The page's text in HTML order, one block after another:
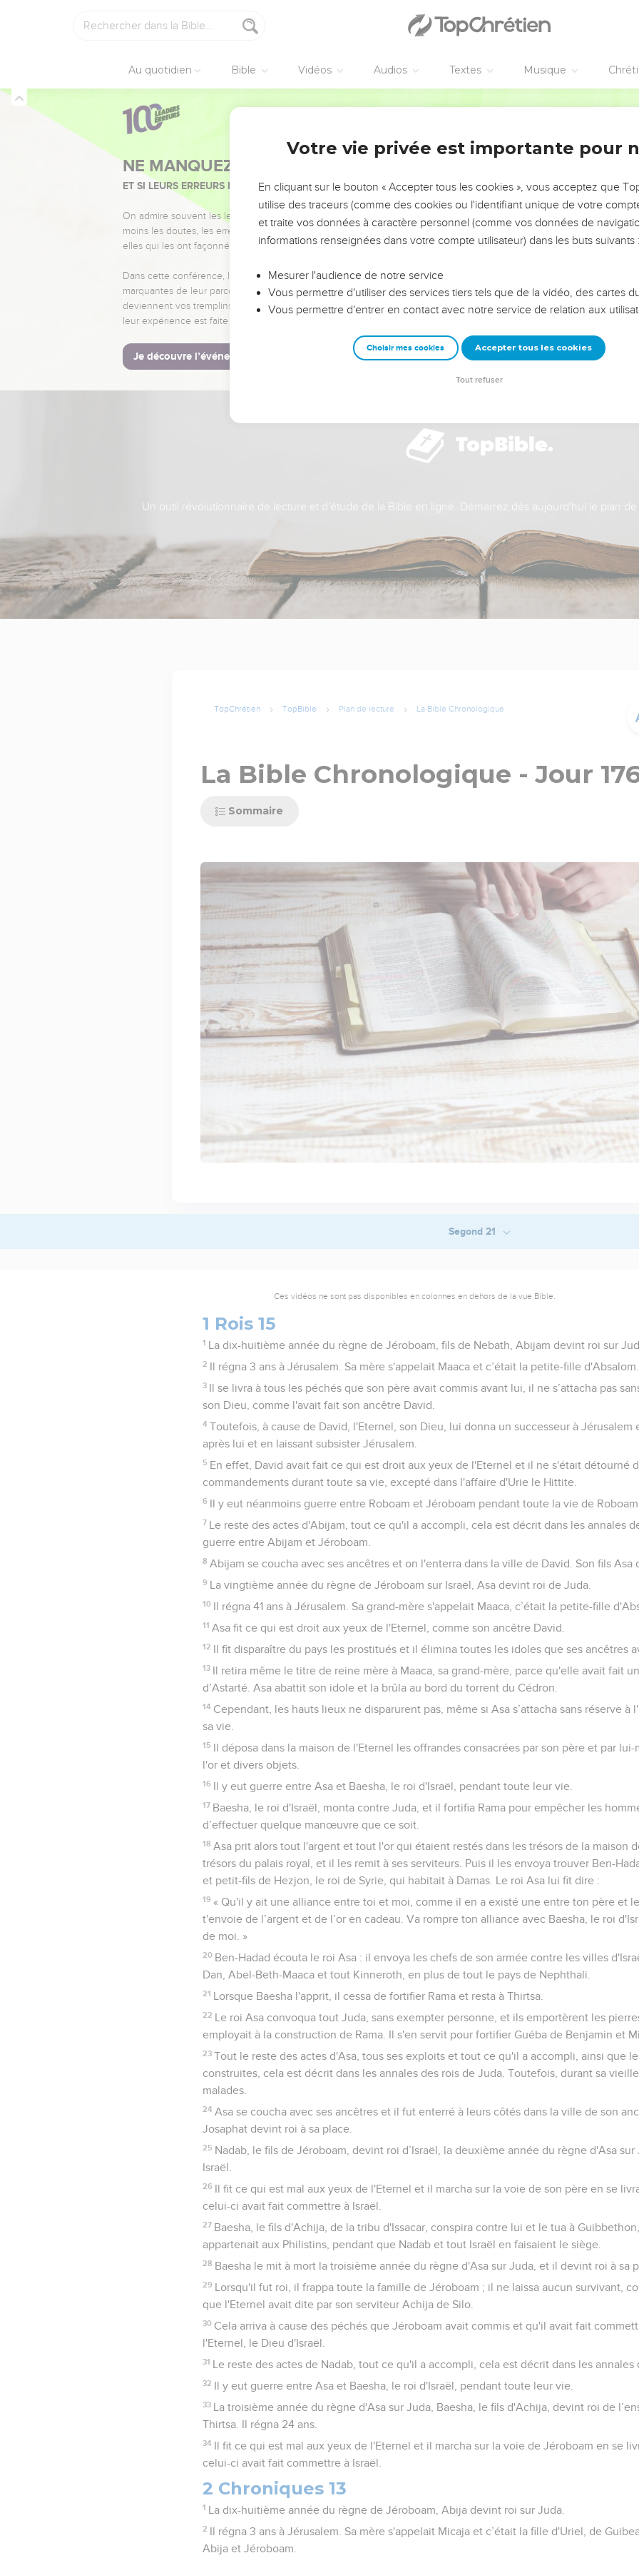
Au quotidien Bible Vidéos Audios Textes Musique
NE MANQUEZ PAS L’ÉVÉNEMENT DE L’ANNÉE !
ET SI LEURS ERREURS POUVAIENT VOUS ÉVITER LES VOTRES ?
On admire souvent les leaders pour leurs réussites, leur impact, leur foi ou leur vision. Mais on voit
moins les doutes, les erreurs et les saisons difficiles qu'ils ont traversés, alors même que ce sont
elles qui les ont façonnés.
Dans cette conférence, leaders, entrepreneurs, et responsables reviennent sur les erreurs
marquantes de leur parcours et les clés pour avancer avec plus de sagesse afin que leurs erreurs
deviennent vos tremplins. Que vous guidiez un ministère, une équipe, un groupe ou une famille,
leur expérience est faite pour vous.
Je découvre l’événement
Un outil révolutionnaire de lecture et d'étude de la Bible en ligne. Démarrez dès aujourd'hui le plan
TopChrétien TopBible Plan de lecture La Bible Chronologique
La Bible Chronologique - Jour
Sommaire
Segond 21
Ces vidéos ne sont pas disponibles en colonnes en dehors de la vue Bible.
1 Rois 15
1 La dix-huitième année du règne de Jéroboam, fils de Nebath, Abijam devint roi sur
2 Il régna 3 ans à Jérusalem. Sa mère s'appelait Maaca et c’était la petite-fille d'Absalom.
3
Il se livra à tous les péchés que son père avait commis avant lui, il ne s’attacha pas
son Dieu, comme l'avait fait son ancêtre David.
4 Toutefois, à cause de David, l'Eternel, son Dieu, lui donna un successeur à Jérusalem
après lui et en laissant subsister Jérusalem.
5 En effet, David avait fait ce qui est droit aux yeux de l'Eternel et il ne s'était détourné
commandements durant toute sa vie, excepté dans l'affaire d'Urie le Hittite.
6 Il y eut néanmoins guerre entre Roboam et Jéroboam pendant toute la vie de
7
Le reste des actes d'Abijam, tout ce qu'il a accompli, cela est décrit dans les annales
guerre entre Abijam et Jéroboam.
8 Abijam se coucha avec ses ancêtres et on l'enterra dans la ville de David. Son fils Asa
9 La vingtième année du règne de Jéroboam sur Israël, Asa devint roi de Juda.
10 Il régna 41 ans à Jérusalem. Sa grand-mère s'appelait Maaca, c’était la petite-fille
11 Asa fit ce qui est droit aux yeux de l'Eternel, comme son ancêtre David.
12 Il fit disparaître du pays les prostitués et il élimina toutes les idoles que ses ancêtres
13
Il retira même le titre de reine mère à Maaca, sa grand-mère, parce qu'elle avait fait
d’Astarté. Asa abattit son idole et la brûla au bord du torrent du Cédron.
14 Cependant, les hauts lieux ne disparurent pas, même si Asa s’attacha sans réserve à
sa vie.
15
Il déposa dans la maison de l'Eternel les offrandes consacrées par son père et par
l'or et divers objets.
16 Il y eut guerre entre Asa et Baesha, le roi d'Israël, pendant toute leur vie.
17 Baesha, le roi d'Israël, monta contre Juda, et il fortifia Rama pour empêcher les
d’effectuer quelque manœuvre que ce soit.
18 Asa prit alors tout l'argent et tout l'or qui étaient restés dans les trésors de la maison
trésors du palais royal, et il les remit à ses serviteurs. Puis il les envoya trouver Ben-
et petit-fils de Hezjon, le roi de Syrie, qui habitait à Damas. Le roi Asa lui fit dire :
19 « Qu'il y ait une alliance entre toi et moi, comme il en a existé une entre ton père et
t'envoie de l’argent et de l’or en cadeau. Va rompre ton alliance avec Baesha, le roi
de moi. »
20 Ben-Hadad écouta le roi Asa : il envoya les chefs de son armée contre les villes
Dan, Abel-Beth-Maaca et tout Kinneroth, en plus de tout le pays de Nephthali.
21 Lorsque Baesha l'apprit, il cessa de fortifier Rama et resta à Thirtsa.
22
Le roi Asa convoqua tout Juda, sans exempter personne, et ils emportèrent les
employait à la construction de Rama. Il s'en servit pour fortifier Guéba de Benjamin et
23 Tout le reste des actes d'Asa, tous ses exploits et tout ce qu'il a accompli, ainsi que
construites, cela est décrit dans les annales des rois de Juda. Toutefois, durant sa
malades.
24 Asa se coucha avec ses ancêtres et il fut enterré à leurs côtés dans la ville de son
Josaphat devint roi à sa place.
25 Nadab, le fils de Jéroboam, devint roi d’Israël, la deuxième année du règne d'Asa sur
Israël.
26
Il fit ce qui est mal aux yeux de l'Eternel et il marcha sur la voie de son père en se
celui-ci avait fait commettre à Israël.
27 Baesha, le fils d'Achija, de la tribu d'Issacar, conspira contre lui et le tua à
appartenait aux Philistins, pendant que Nadab et tout Israël en faisaient le siège.
28 Baesha le mit à mort la troisième année du règne d'Asa sur Juda, et il devint roi à sa
29
Lorsqu'il fut roi, il frappa toute la famille de Jéroboam ; il ne laissa aucun survivant,
que l'Eternel avait dite par son serviteur Achija de Silo.
30 Cela arriva à cause des péchés que Jéroboam avait commis et qu'il avait fait
l'Eternel, le Dieu d'Israël.
31 Le reste des actes de Nadab, tout ce qu'il a accompli, cela est décrit dans les annales
32 Il y eut guerre entre Asa et Baesha, le roi d'Israël, pendant toute leur vie.
33
La troisième année du règne d'Asa sur Juda, Baesha, le fils d'Achija, devint roi de
Thirtsa. Il régna 24 ans.
34
Il fit ce qui est mal aux yeux de l'Eternel et il marcha sur la voie de Jéroboam en se
celui-ci avait fait commettre à Israël.
2 Chroniques 13
1 La dix-huitième année du règne de Jéroboam, Abija devint roi sur Juda.
2
Il régna 3 ans à Jérusalem. Sa mère s'appelait Micaja et c’était la fille d'Uriel, de
Abija et Jéroboam.
Votre vie privée est importante pour
En cliquant sur le bouton « Accepter tous les cookies », vous acceptez que
utilise des traceurs (comme des cookies ou l'identifiant unique de votre
et traite vos données à caractère personnel (comme vos données de
informations renseignées dans votre compte utilisateur) dans les buts suivants
Mesurer l'audience de notre service
Vous permettre d'utiliser des services tiers tels que de la vidéo, des cartes
Vous permettre d'entrer en contact avec notre service de relation aux
Choisir mes cookies Accepter tous les cookies
Tout refuser